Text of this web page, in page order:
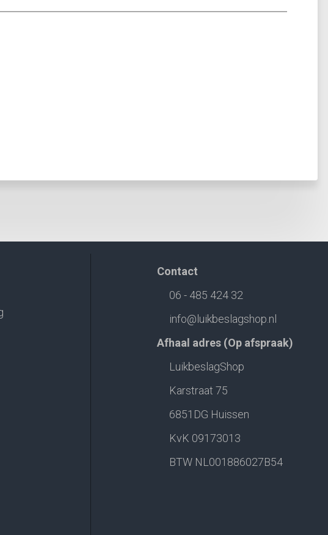
Contact
06 - 485 424 32
info@luikbeslagshop.nl
Afhaal adres (Op afspraak)
LuikbeslagShop
Karstraat 75
6851DG Huissen
KvK 09173013
BTW NL001886027B54